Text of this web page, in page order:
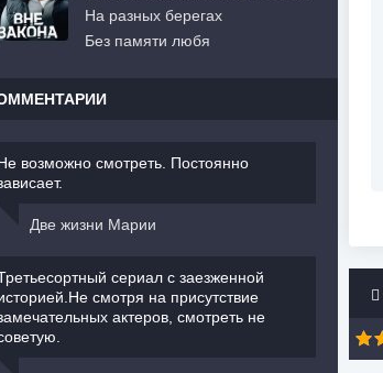
На разных берегах
Без памяти любя
возможно смотреть. Постоянно
Две жизни Марии
сериал с заезженной
смотря на присутствие
актеров, смотреть не